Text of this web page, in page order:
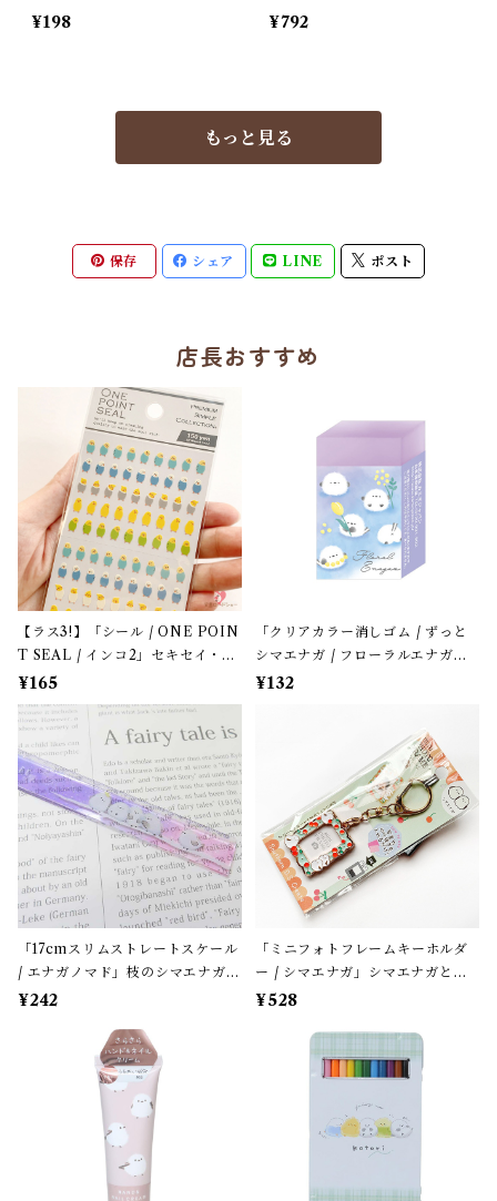
しまえなが / 3本組」シマ
エナガとセキセイ・オカメ
¥198
くエナガ」苺大福シマエナ
ガのダース鉛筆 / カミオ
¥792
もっと見る
保存 シェア LINE ポスト
店長おすすめ
【ラス3!】「シール / ONE POIN
T SEAL / インコ2」セキセイ・オ
カメインコのミニミニ・ワンポイ
ントシール / マインドウェイブ＊
カラフル【生産終了・残り僅か!】
¥165
「クリアカラー消しゴム / ずっと
シマエナガ / フローラルエナガズ
」カミオジャパン＊パープルブル
¥132
「17cmスリムストレートスケール
/ エナガノマド」枝のシマエナガ /
クリア・ピンクグラデーション /
¥242
「ミニフォトフレームキーホルダ
ー / シマエナガ」シマエナガとチ
ェリー / サザンDSクリエイト / 写
ーン×レッド【大人気!】
¥528